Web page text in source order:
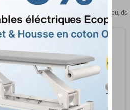
Carnet d'anatomie 2 Tête, cou,